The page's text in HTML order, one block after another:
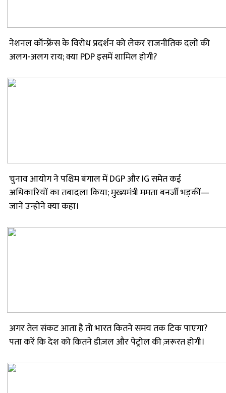
नेशनल कॉन्फ्रेंस के विरोध प्रदर्शन को लेकर राजनीतिक दलों की
अलग-अलग राय; क्या PDP इसमें शामिल होगी?
चुनाव आयोग ने पश्चिम बंगाल में DGP और IG समेत कई
अधिकारियों का तबादला किया; मुख्यमंत्री ममता बनर्जी भड़कीं—
जानें उन्होंने क्या कहा।
अगर तेल संकट आता है तो भारत कितने समय तक टिक पाएगा?
पता करें कि देश को कितने डीज़ल और पेट्रोल की ज़रूरत होगी।